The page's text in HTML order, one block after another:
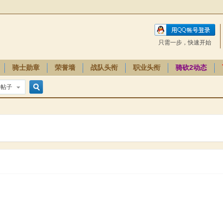
只需一步，快速开始
骑士勋章 荣誉墙 战队头衔 职业头衔 骑砍2动态
帖子
索